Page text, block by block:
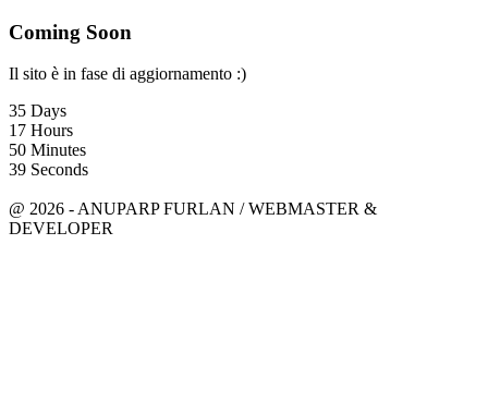
Coming Soon
Il sito è in fase di aggiornamento :)
35 Days
17 Hours
50 Minutes
39 Seconds
@ 2026 - ANUPARP FURLAN / WEBMASTER &
DEVELOPER